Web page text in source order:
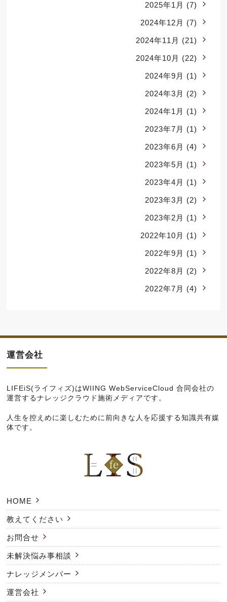
2025年1月 (7)
2024年12月 (7)
2024年11月 (21)
2024年10月 (22)
2024年9月 (1)
2024年3月 (2)
2024年1月 (1)
2023年7月 (1)
2023年6月 (4)
2023年5月 (1)
2023年4月 (1)
2023年3月 (2)
2023年2月 (1)
2022年10月 (1)
2022年9月 (1)
2022年8月 (2)
2022年7月 (4)
運営会社
LIFEiS(ライフィズ)はWIING WebServiceCloud 合同会社の
運営するナレッジクラウド施術メディアです。
人生を控えめに楽しむために前向きな人を応援する知識共有媒
体です。
HOME
教えてください
お問合せ
未解決悩み事相談
ナレッジメンバー
運営会社